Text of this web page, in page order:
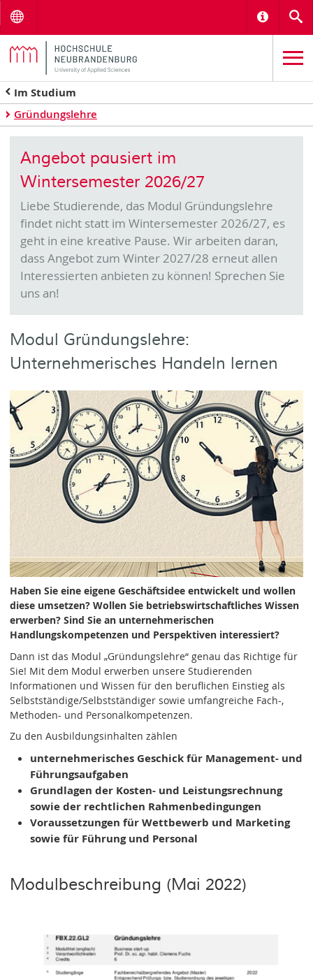
Im Studium
Gründungslehre
Angebot pausiert im
Wintersemester 2026/27
Liebe Studierende, das Modul Gründungslehre
findet nicht statt im Wintersemester 2026/27, es
geht in eine kreative Pause. Wir arbeiten daran,
dass Angebot zum Winter 2027/28 erneut allen
Interessierten anbieten zu können! Sprechen Sie
uns an!
Modul Gründungslehre:
Unternehmerisches Handeln lernen
Haben Sie eine eigene Geschäftsidee entwickelt und wollen
diese umsetzen? Wollen Sie betriebswirtschaftliches Wissen
erwerben? Sind Sie an unternehmerischen
Handlungskompetenzen und Perspektiven interessiert?
Dann ist das Modul „Gründungslehre“ genau das Richtige für
Sie! Mit dem Modul erwerben unsere Studierenden
Informationen und Wissen für den beruflichen Einstieg als
Selbstständige/Selbstständiger sowie umfangreiche Fach-,
Methoden- und Personalkompetenzen.
Zu den Ausbildungsinhalten zählen
unternehmerisches Geschick für Management- und
Führungsaufgaben
Grundlagen der Kosten- und Leistungsrechnung
sowie der rechtlichen Rahmenbedingungen
Voraussetzungen für Wettbewerb und Marketing
sowie für Führung und Personal
Modulbeschreibung (Mai 2022)